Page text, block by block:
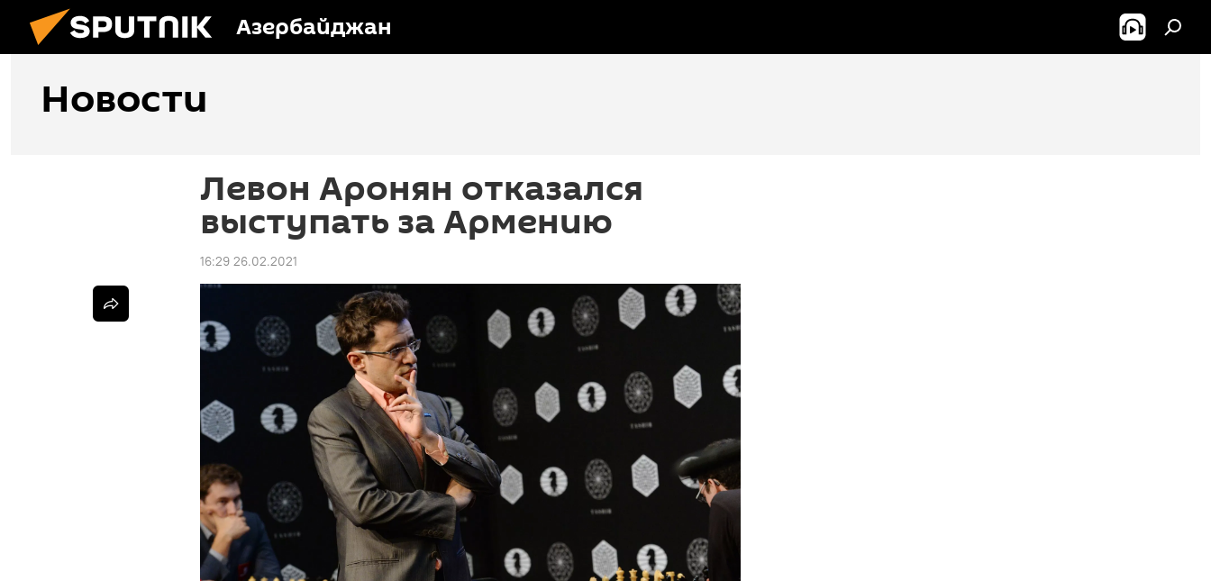
Азербайджан
Новости
Левон Аронян отказался
выступать за Армению
16:29 26.02.2021